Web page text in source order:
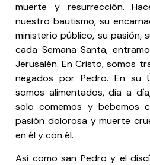
muerte y resurrección.
nuestro bautismo, su
ministerio público, su pasión,
cada Semana Santa,
Jerusalén. En Cristo, somos
negados por Pedro. En su
somos alimentados, día a
solo comemos y bebemos
pasión dolorosa y muerte
en él y con él.
Así como san Pedro y el